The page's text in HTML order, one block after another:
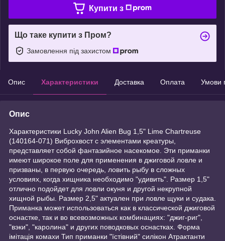
Купити з
Що таке купити з Пром?
Замовлення під захистом
Опис Характеристики Доставка Оплата Умови
Опис
Характеристики Lucky John Alien Bug 1,5" Lime Chartreuse
(140164-071) Виброхвост с элементами креатуры,
представляет собой фантазийное насекомое. Эти приманки
имеют широкое поле для применения в джиговой ловле и
призваны, в первую очередь, ловить рыбу в сложных
условиях, когда хищника необходимо "удивить". Размер 1,5"
отлично подойдет для ловли окуня и другой некрупной
хищной рыбы. Размер 2,5" актуален при ловле щуки и судака.
Приманка может использоваться как в классической джиговой
оснастке, так и во всевозможных комбинациях: "джиг-риг",
"вэки", "каролина" и других поводковых оснастках. Форма
імітація комахи Тип приманки "їстівний" силікон Атрактанти